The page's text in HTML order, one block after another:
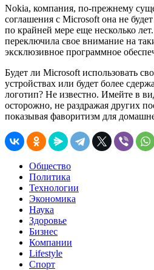
Nokia, компания, по-прежнему
соглашения с Microsoft она не
по крайней мере еще несколько
переключила свое внимание на
эксклюзивное программное
Будет ли Microsoft использовать
устройствах или будет более
логотип? Не известно. Имейте в
осторожно, не раздражая других
показывая фаворитизм для
Общество
Политика
Технологии
Экономика
Наука
Здоровье
Бизнес
Компании
Lifestyle
Спорт